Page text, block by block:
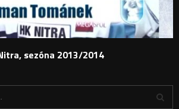
Nitra, sezóna 2013/2014